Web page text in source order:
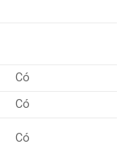
Có
Có
Có